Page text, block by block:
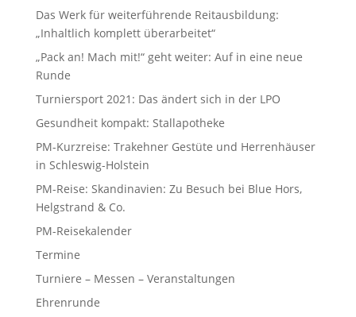
Das Werk für weiterführende Reitausbildung:
„Inhaltlich komplett überarbeitet“
„Pack an! Mach mit!“ geht weiter: Auf in eine neue
Runde
Turniersport 2021: Das ändert sich in der LPO
Gesundheit kompakt: Stallapotheke
PM-Kurzreise: Trakehner Gestüte und Herrenhäuser
in Schleswig-Holstein
PM-Reise: Skandinavien: Zu Besuch bei Blue Hors,
Helgstrand & Co.
PM-Reisekalender
Termine
Turniere – Messen – Veranstaltungen
Ehrenrunde